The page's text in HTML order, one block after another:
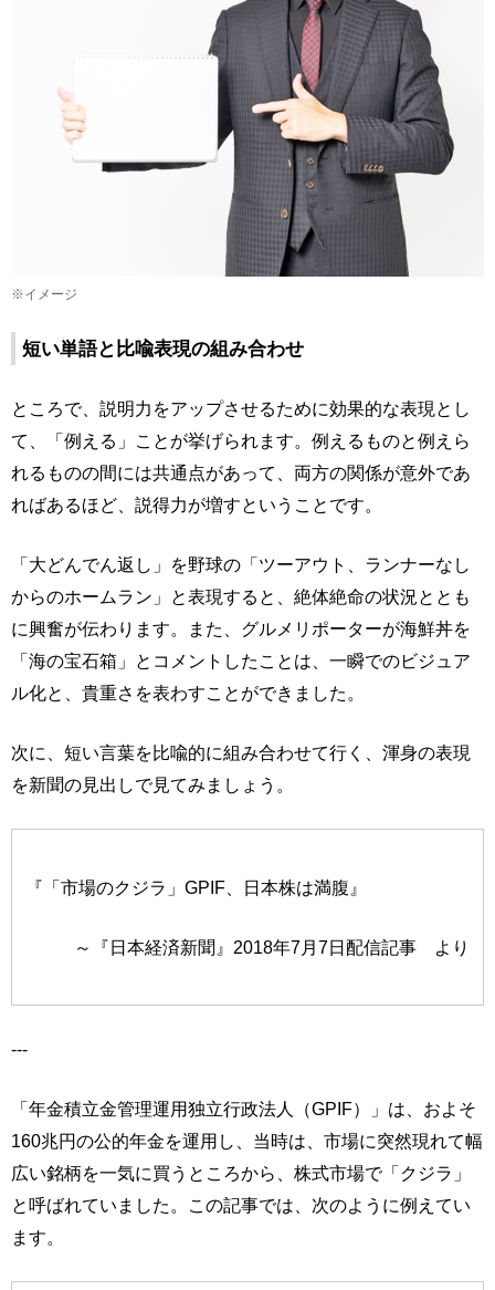
※イメージ
短い単語と比喩表現の組み合わせ
ところで、説明力をアップさせるために効果的な表現とし
て、「例える」ことが挙げられます。例えるものと例えら
れるものの間には共通点があって、両方の関係が意外であ
ればあるほど、説得力が増すということです。
「大どんでん返し」を野球の「ツーアウト、ランナーなし
からのホームラン」と表現すると、絶体絶命の状況ととも
に興奮が伝わります。また、グルメリポーターが海鮮丼を
「海の宝石箱」とコメントしたことは、一瞬でのビジュア
ル化と、貴重さを表わすことができました。
次に、短い言葉を比喩的に組み合わせて行く、渾身の表現
を新聞の見出しで見てみましょう。
『「市場のクジラ」GPIF、日本株は満腹』
～『日本経済新聞』2018年7月7日配信記事 より
---
「年金積立金管理運用独立行政法人（GPIF）」は、およそ
160兆円の公的年金を運用し、当時は、市場に突然現れて幅
広い銘柄を一気に買うところから、株式市場で「クジラ」
と呼ばれていました。この記事では、次のように例えてい
ます。